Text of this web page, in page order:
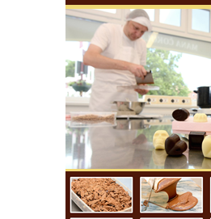
Fontána se sochou Matka s dítětem v
Kopeckého sadech v Plzni
Kašna Pocta baroku na náměstí T.
Dobřanech
Kašna na náměstí Svobody ve
Kašna na Mírovém náměstí v
Krakonošova kašna na
náměstí v Trutnově
Kašna Hygie na budově radnice